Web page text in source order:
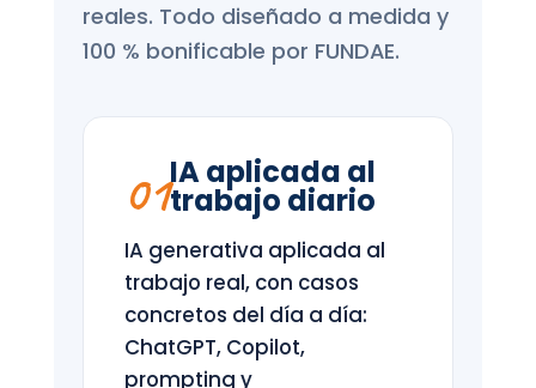
reales. Todo diseñado a medida y
100 % bonificable por FUNDAE.
01IA aplicada al
trabajo diario
IA generativa aplicada al
trabajo real, con casos
concretos del día a día:
ChatGPT, Copilot,
prompting y